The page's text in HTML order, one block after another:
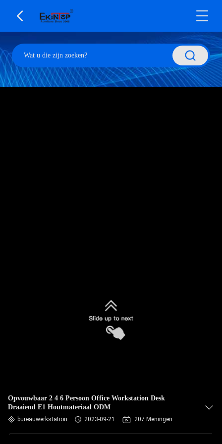
Opvouwbaar 2 4 6 Persoon Office Workstation Desk
Draaiend E1 Houtmateriaal ODM
bureauwerkstation 2023-09-21 207 Meningen